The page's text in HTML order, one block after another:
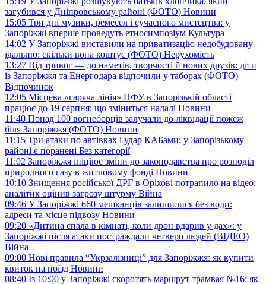
загубився у Дніпровському районі (ФОТО) Новини
15:05 Три дні музики, ремесел і сучасного мистецтва: у
Запоріжжі вперше проведуть етносимпозіум Культура
14:02 У Запоріжжі виставили на приватизацію недобудовану
їдальню: скільки вона коштує (ФОТО) Нерухомість
13:27 Від тривог — до наметів, творчості й нових друзів: діти
із Запоріжжя та Енергодара відпочили у таборах (ФОТО)
Відпочинок
12:05 Місцева «гаряча лінія» ПФУ в Запорізькій області
працює до 19 серпня: що зміниться надалі Новини
11:40 Понад 100 вогнеборців залучали до ліквідації пожеж
біля Запоріжжя (ФОТО) Новини
11:15 Три атаки по автівках і удар КАБами: у Запорізькому
районі є поранені Без категорії
11:02 Запоріжжя ініціює зміни до законодавства про розподіл
природного газу в житловому фонді Новини
10:10 Знищення російської ДРГ в Оріхові потрапило на відео:
аналітик оцінив загрозу штурму Війна
09:46 У Запоріжжі 660 мешканців залишилися без води:
адреси та місце підвозу Новини
09:20 «Дитина спала в кімнаті, коли дрон вдарив у дах»: у
Запоріжжі після атаки постраждали четверо людей (ВІДЕО)
Війна
09:00 Нові правила “Укрзалізниці” для Запоріжжя: як купити
квиток на поїзд Новини
08:40 Із 10:00 у Запоріжжі скоротять маршрут трамвая №16: як